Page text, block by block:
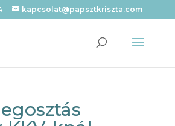
kapcsolat@papsztkriszta.com